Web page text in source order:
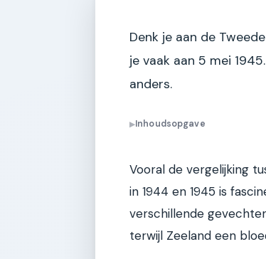
Denk je aan de
je vaak aan 5 mei
anders.
▶Inhoudsopgave
Vooral de vergelijking
in 1944 en 1945 is
verschillende
terwijl Zeeland een